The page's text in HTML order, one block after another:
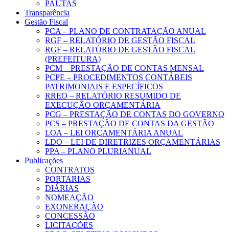
PAUTAS
Transparência
Gestão Fiscal
PCA – PLANO DE CONTRATAÇÃO ANUAL
RGF – RELATÓRIO DE GESTÃO FISCAL
RGF – RELATÓRIO DE GESTÃO FISCAL
(PREFEITURA)
PCM – PRESTAÇÃO DE CONTAS MENSAL
PCPE – PROCEDIMENTOS CONTÁBEIS
PATRIMONIAIS E ESPECÍFICOS
RREO – RELATÓRIO RESUMIDO DE
EXECUÇÃO ORÇAMENTÁRIA
PCG – PRESTAÇÃO DE CONTAS DO GOVERNO
PCS – PRESTAÇÃO DE CONTAS DA GESTÃO
LOA – LEI ORÇAMENTÁRIA ANUAL
LDO – LEI DE DIRETRIZES ORÇAMENTÁRIAS
PPA – PLANO PLURIANUAL
Publicações
CONTRATOS
PORTARIAS
DIÁRIAS
NOMEAÇÃO
EXONERAÇÃO
CONCESSÃO
LICITAÇÕES